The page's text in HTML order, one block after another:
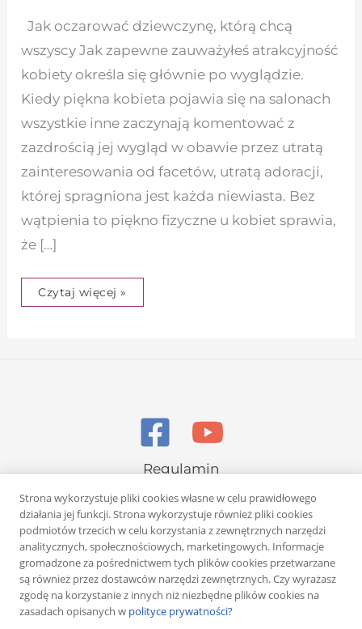
Jak oczarować dziewczynę, którą chcą
wszyscy Jak zapewne zauważyłeś atrakcyjność
kobiety określa się głównie po wyglądzie.
Kiedy piękna kobieta pojawia się na salonach
wszystkie inne zaczynają komentować z
zazdrością jej wygląd w obawie przez utratą
zainteresowania od facetów, utratą adoracji,
której spragniona jest każda niewiasta. Bez
wątpienia to piękno fizyczne u kobiet sprawia,
że […]
Czytaj więcej »
Regulamin
Polityka prywatności
Copyright © 2026 Rafał Żuber
Strona wykorzystuje pliki cookies własne w celu prawidłowego
działania jej funkcji. Strona wykorzystuje również pliki cookies
podmiotów trzecich w celu korzystania z zewnętrznych narzędzi
analitycznych, społecznościowych, marketingowych. Informacje
gromadzone za pośrednictwem tych plików cookies przetwarzane
są również przez dostawców narzędzi zewnętrznych. Czy wyrażasz
zgodę na korzystanie z innych niż niezbędne plików cookies na
zasadach opisanych w polityce prywatności?